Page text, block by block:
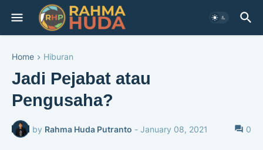
Home Hiburan
Jadi Pejabat atau
Pengusaha?
by Rahma Huda Putranto - January 08, 2021 0